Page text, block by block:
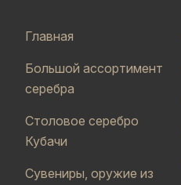
Главная
Большой ассортимент
серебра
Столовое серебро
Кубачи
Сувениры, оружие из